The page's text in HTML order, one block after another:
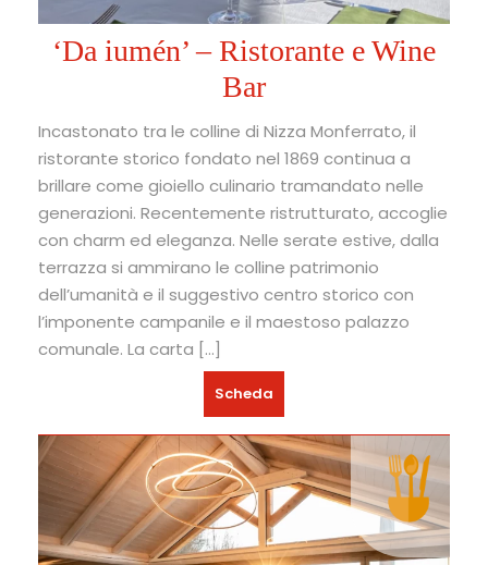
‘Da iumén’ – Ristorante e Wine
Bar
Incastonato tra le colline di Nizza Monferrato, il
ristorante storico fondato nel 1869 continua a
brillare come gioiello culinario tramandato nelle
generazioni. Recentemente ristrutturato, accoglie
con charm ed eleganza. Nelle serate estive, dalla
terrazza si ammirano le colline patrimonio
dell’umanità e il suggestivo centro storico con
l’imponente campanile e il maestoso palazzo
comunale. La carta […]
Scheda